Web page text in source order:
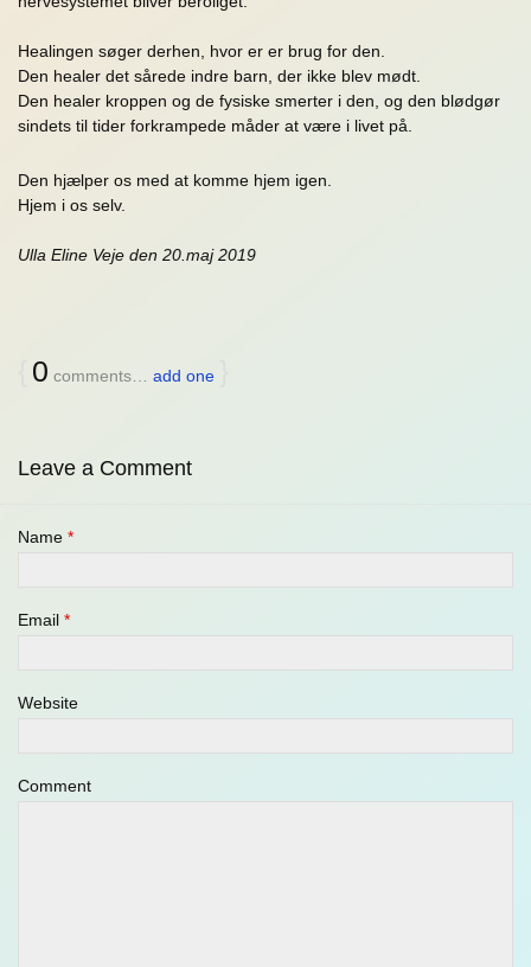
Healingen søger derhen, hvor er er brug for den.
Den healer det sårede indre barn, der ikke blev mødt.
Den healer kroppen og de fysiske smerter i den, og den blødgør
sindets til tider forkrampede måder at være i livet på.
Den hjælper os med at komme hjem igen.
Hjem i os selv.
Ulla Eline Veje den 20.maj 2019
0 comments… add one
Leave a Comment
Name *
Email *
Website
Comment